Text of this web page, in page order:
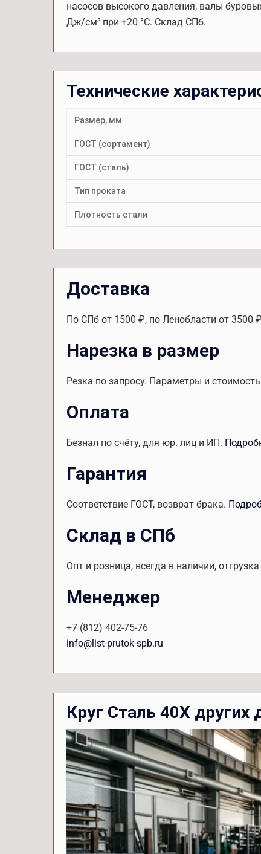
насосов высокого давления, валы
Дж/см² при +20 °С. Склад СПб.
Технические
Размер, мм
ГОСТ (сортамент)
ГОСТ (сталь)
Тип проката
Плотность стали
Доставка
По СПб от 1500 ₽, по Ленобласти от 3500
Нарезка в размер
Резка по запросу. Параметры и
Оплата
Безнал по счёту, для юр. лиц и ИП.
Гарантия
Соответствие ГОСТ, возврат брака.
Склад в СПб
Опт и розница, всегда в наличии,
Менеджер
+7 (812) 402-75-76
info@list-prutok-spb.ru
Круг Сталь 40Х других